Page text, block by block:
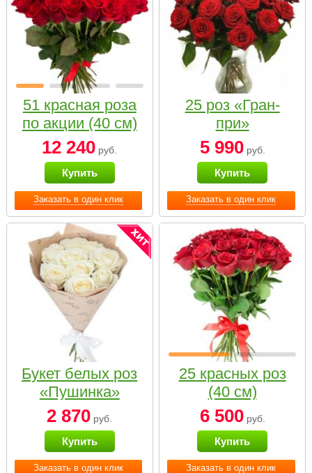
Заказать в один клик
51 красная роза
по акции (40 см)
12 240 руб.
Купить
Заказать в один клик
25 роз «Гран-
при»
5 990руб.
Купить
Заказать в один клик
Букет белых роз
«Пушинка»
2 870 руб.
Купить
Заказать в один клик
25 красных роз
(40 см)
6 500руб.
Купить